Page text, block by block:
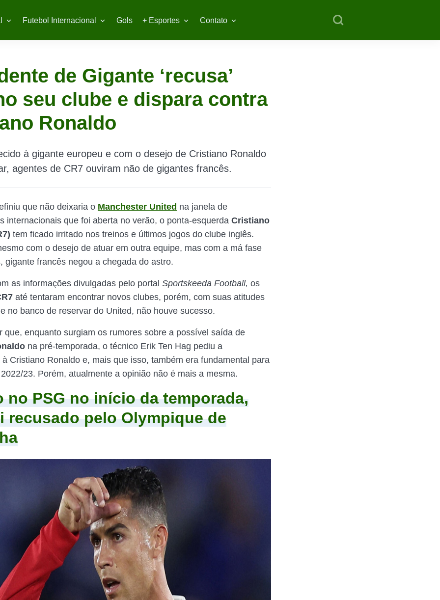
Futebol Internacional Gols + Esportes Contato
de Gigante ‘recusa’
seu clube e dispara contra
Ronaldo
à gigante europeu e com o desejo de Cristiano Ronaldo
agentes de CR7 ouviram não de gigantes francês.
que não deixaria o Manchester United na janela de
internacionais que foi aberta no verão, o ponta-esquerda Cristiano
tem ficado irritado nos treinos e últimos jogos do clube inglês.
com o desejo de atuar em outra equipe, mas com a má fase
gigante francês negou a chegada do astro.
as informações divulgadas pelo portal Sportskeeda Football, os
até tentaram encontrar novos clubes, porém, com suas atitudes
no banco de reservar do United, não houve sucesso.
que, enquanto surgiam os rumores sobre a possível saída de
na pré-temporada, o técnico Erik Ten Hag pediu a
Cristiano Ronaldo e, mais que isso, também era fundamental para
23. Porém, atualmente a opinião não é mais a mesma.
no PSG no início da temporada,
recusado pelo Olympique de